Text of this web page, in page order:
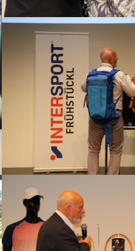
Show larger version
Show larger version